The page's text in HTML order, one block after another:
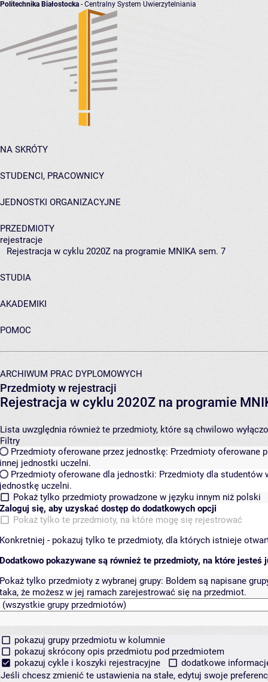
Politechnika Białostocka - Centralny System Uwierzytelniania
NA SKRÓTY
STUDENCI, PRACOWNICY
JEDNOSTKI ORGANIZACYJNE
PRZEDMIOTY
rejestracje
Rejestracja w cyklu 2020Z na programie MNIKA sem. 7
STUDIA
AKADEMIKI
POMOC
ARCHIWUM PRAC DYPLOMOWYCH
Przedmioty w rejestracji
Rejestracja w cyklu 2020Z na programie
Lista uwzględnia również te przedmioty, które są chwilowo
Filtry
Przedmioty oferowane przez jednostkę: Przedmioty oferowane
innej jednostki uczelni.
Przedmioty oferowane dla jednostki: Przedmioty dla studentów
jednostkę uczelni.
Pokaż tylko przedmioty prowadzone w języku innym niż polski
Zaloguj się, aby uzyskać dostęp do dodatkowych opcji
Pokaż tylko te przedmioty, na które mogę się rejestrować
Konkretniej - pokazuj tylko te przedmioty, dla których istnieje
Dodatkowo pokazywane są również te przedmioty, na które jesteś
Pokaż tylko przedmioty z wybranej grupy: Boldem są napisane
taka, że możesz w jej ramach zarejestrować się na przedmiot.
pokazuj grupy przedmiotu w kolumnie
pokazuj skrócony opis przedmiotu pod przedmiotem
pokazuj cykle i koszyki rejestracyjne
dodatkowe
Jeśli chcesz zmienić te ustawienia na stałe, edytuj swoje